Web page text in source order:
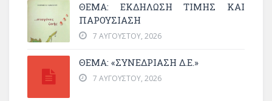
ΘΈΜΑ: ΕΚΔΉΛΩΣΗ ΤΙΜΉΣ ΚΑΙ
ΠΑΡΟΥΣΊΑΣΗ
7 ΑΥΓΟΎΣΤΟΥ, 2026
ΘΕΜΑ: «ΣΥΝΕΔΡΊΑΣΗ Δ.Ε.»
7 ΑΥΓΟΎΣΤΟΥ, 2026